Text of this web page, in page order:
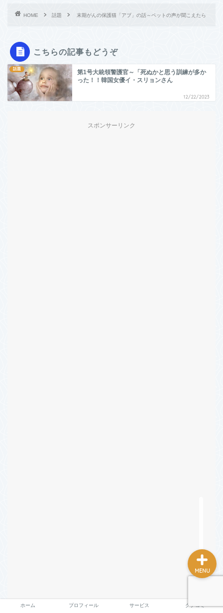
HOME 話題 末期がんの保護猫「アブ」の話～ペットの声が聞こえたら
こちらの記事もどうぞ
話題
第1号大統領警護官～「死ぬかと思う訓練が多か
った！！韓国女優イ・スリョンさん
12/22/2023
スポンサーリンク
ホーム プロフィール サービス クチコミ
MENU